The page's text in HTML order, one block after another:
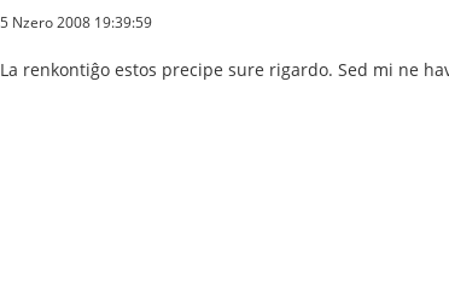
5 Nzero 2008 19:39:59
La renkontiĝo estos precipe sure rigardo. Sed mi ne